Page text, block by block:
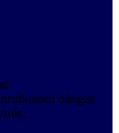
hängen
min.